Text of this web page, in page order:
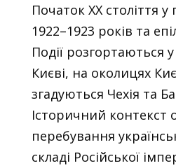
Початок XX століття у
1922–1923 років та
Події розгортаються
Києві, на околицях
згадуються Чехія та
Історичний контекст
перебування
складі Російської